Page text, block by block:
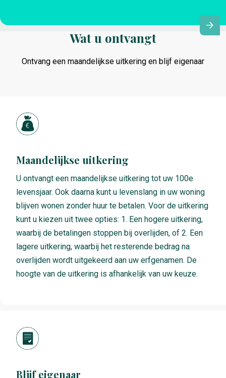
Wat u ontvangt
Ontvang een maandelijkse uitkering en blijf eigenaar
Maandelijkse uitkering
U ontvangt een maandelijkse uitkering tot uw 100e
levensjaar. Ook daarna kunt u levenslang in uw woning
blijven wonen zonder huur te betalen. Voor de uitkering
kunt u kiezen uit twee opties: 1. Een hogere uitkering,
waarbij de betalingen stoppen bij overlijden, of 2. Een
lagere uitkering, waarbij het resterende bedrag na
overlijden wordt uitgekeerd aan uw erfgenamen. De
hoogte van de uitkering is afhankelijk van uw keuze.
Blijf eigenaar